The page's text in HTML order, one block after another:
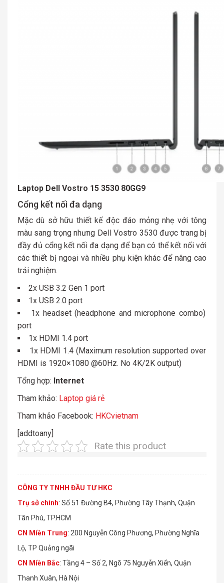
Laptop Dell Vostro 15 3530 80GG9
Cổng kết nối đa dạng
Mặc dù sở hữu thiết kế độc đáo mỏng nhẹ với tông
màu sang trọng nhưng Dell Vostro 3530 được trang bị
đầy đủ cổng kết nối đa dạng để bạn có thể kết nối với
các thiết bị ngoại và nhiều phụ kiện khác để nâng cao
trải nghiệm.
2x USB 3.2 Gen 1 port
1x USB 2.0 port
1x headset (headphone and microphone combo)
port
1x HDMI 1.4 port
1x HDMI 1.4 (Maximum resolution supported over
HDMI is 1920×1080 @60Hz. No 4K/2K output)
Tổng hợp: Internet
Tham khảo: Laptop giá rẻ
Tham khảo Facebook: HKCvietnam
[addtoany]
Rate this product
CÔNG TY TNHH ĐẦU TƯ HKC
Trụ sở chính: Số 51 Đường B4, Phường Tây Thạnh, Quận
Tân Phú, TP.HCM
CN Miền Trung: 200 Nguyễn Công Phương, Phường Nghĩa
Lộ, TP Quảng ngãi
CN Miền Bắc: Tầng 4 – Số 2, Ngõ 75 Nguyễn Xiển, Quận
Thanh Xuân, Hà Nội